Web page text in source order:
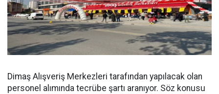
Dimaş Alışveriş Merkezleri tarafından yapılacak olan
personel alımında tecrübe şartı aranıyor. Söz konusu